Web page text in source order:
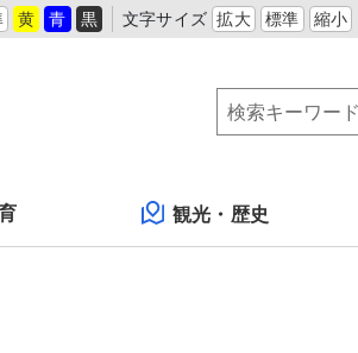
黄 青 黒 文字サイズ 拡大 標準 縮小
観光・歴史